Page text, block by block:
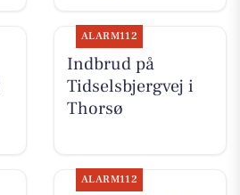
ALARM112
Indbrud på
Tidselsbjergvej i
Thorsø
ALARM112